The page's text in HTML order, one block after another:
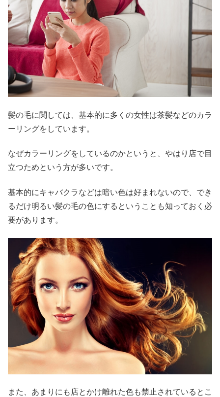
髪の毛に関しては、基本的に多くの女性は茶髪などのカラ
ーリングをしています。
なぜカラーリングをしているのかというと、やはり店で目
立つためという方が多いです。
基本的にキャバクラなどは暗い色は好まれないので、でき
るだけ明るい髪の毛の色にするということも知っておく必
要があります。
また、あまりにも店とかけ離れた色も禁止されているとこ